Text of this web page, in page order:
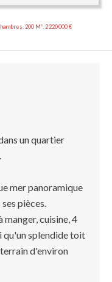
200 M², 2 220 000 €
un quartier
mer panoramique
pièces.
manger, cuisine, 4
qu'un splendide toit
d'environ